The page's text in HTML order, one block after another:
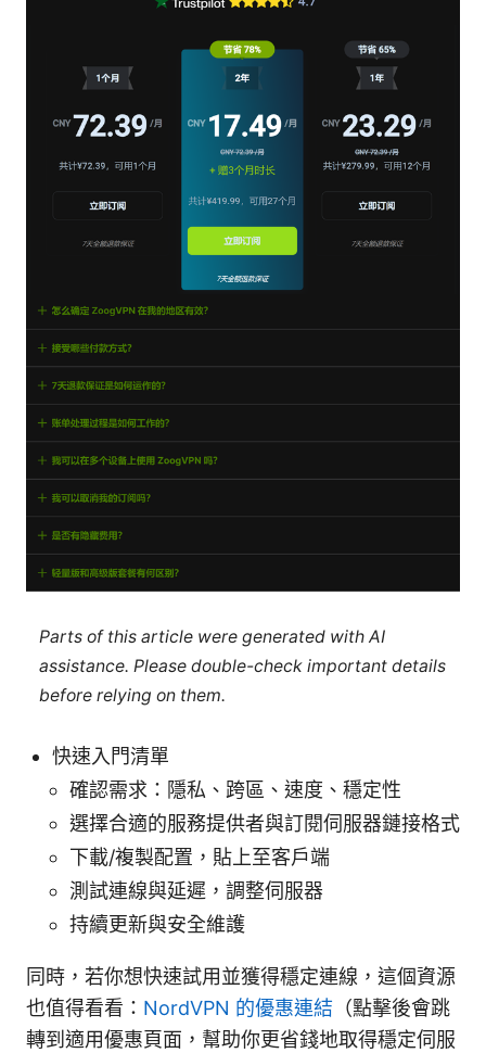
Parts of this article were generated with AI
assistance. Please double-check important details
before relying on them.
快速入門清單
確認需求：隱私、跨區、速度、穩定性
選擇合適的服務提供者與訂閱伺服器鏈接格式
下載/複製配置，貼上至客戶端
測試連線與延遲，調整伺服器
持續更新與安全維護
同時，若你想快速試用並獲得穩定連線，這個資源
也值得看看： NordVPN 的優惠連結 （點擊後會跳
轉到適用優惠頁面，幫助你更省錢地取得穩定伺服